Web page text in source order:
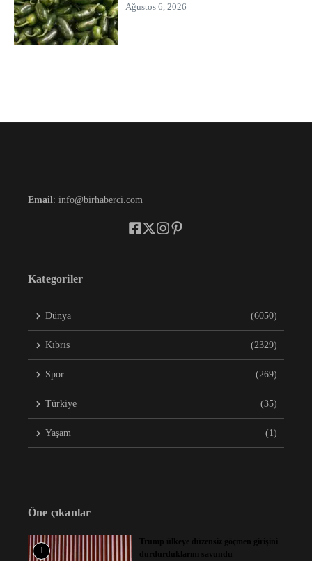
Ağustos 6, 2026
Email: info@birhaberci.com
Kategoriler
Dünya (6050)
Kıbrıs (2329)
Spor (269)
Türkiye (35)
Yaşam (1)
Öne çıkanlar
1
Trump ülkeye düzensiz göçmen girişini
durdurduklarını savundu